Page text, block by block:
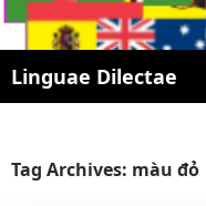
Linguae Dilectae
SKIP
Tag Archives: màu đỏ